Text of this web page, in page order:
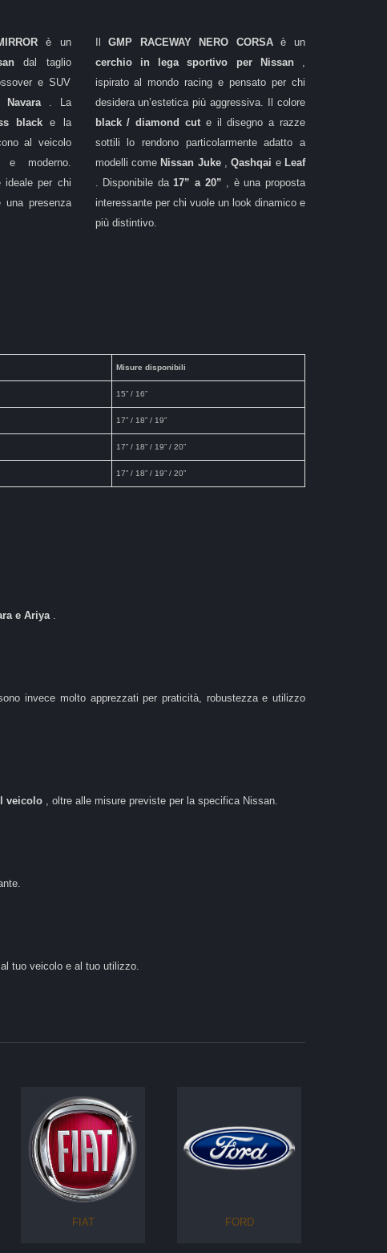
è un
dal taglio
e SUV
Navara
. La
blacke la
al veicolo
moderno.
ideale per chi
una presenza
IlGMP RACEWAY NERO CORSAè un
cerchio in lega sportivo per Nissan
ispirato al mondo racing e pensato per chi
desidera un’estetica più aggressiva. Il colore
black / diamond cut e il disegno a razze
sottili lo rendono particolarmente adatto a
modelli come Nissan Juke ,Qashqai e Leaf
. Disponibile da 17” a 20”
, è una proposta
interessante per chi vuole un look dinamico e
più distintivo.
Misure disponibili
15” / 16”
17” / 18” / 19”
17” / 18” / 19” / 20”
17” / 18” / 19” / 20”
e Ariya
invece molto apprezzati per praticità, robustezza e utilizzo
veicolo , oltre alle misure previste per la specifica Nissan.
tuo veicolo e al tuo utilizzo.
FIAT FORD